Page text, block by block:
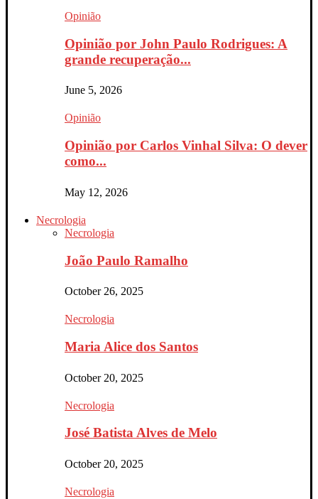
Opinião
Opinião por John Paulo Rodrigues: A
grande recuperação...
June 5, 2026
Opinião
Opinião por Carlos Vinhal Silva: O dever
como...
May 12, 2026
Necrologia
Necrologia
João Paulo Ramalho
October 26, 2025
Necrologia
Maria Alice dos Santos
October 20, 2025
Necrologia
José Batista Alves de Melo
October 20, 2025
Necrologia